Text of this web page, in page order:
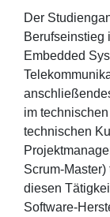
Der
Berufseinstieg
Embedded
im
technischen
Scrum-
diesen
Software-